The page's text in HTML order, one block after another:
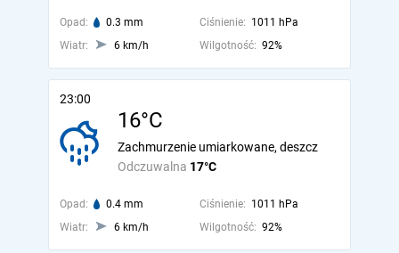
Opad: 0.3 mm Ciśnienie: 1011 hPa
Wiatr:
6 km/h Wilgotność: 92%
23:00
16°C
Odczuwalna 17°C
Zachmurzenie umiarkowane, deszcz
Opad: 0.4 mm Ciśnienie: 1011 hPa
Wiatr:
6 km/h Wilgotność: 92%